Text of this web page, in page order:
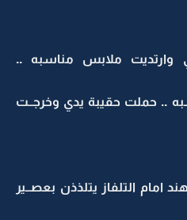
وارتديت ملابس مناسبه ..
.. حملت حقيبة يدي وخرجــت
التلفاز يتلذذن بعصــير